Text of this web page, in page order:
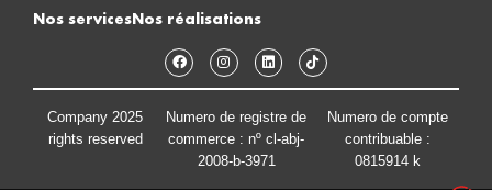
Nos services Nos réalisations
Company 2025
rights reserved
Numero de registre de
commerce : nº cl-abj-
2008-b-3971
Numero de compte
contribuable :
0815914 k